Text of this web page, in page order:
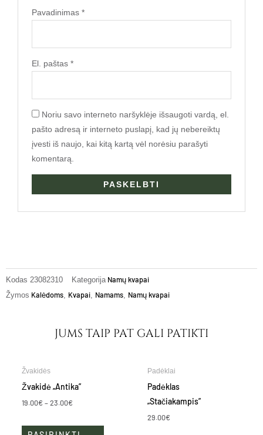
Pavadinimas*
El. paštas*
Noriu savo interneto naršyklėje išsaugoti vardą, el.
pašto adresą ir interneto puslapį, kad jų nebereiktų
įvesti iš naujo, kai kitą kartą vėl norėsiu parašyti
komentarą.
Kodas 23082310 Kategorija Namų kvapai
Žymos Kalėdoms, Kvapai, Namams, Namų kvapai
JUMS TAIP PAT GALI PATIKTI
Žvakidės
Žvakidė „Antika”
19.00€ – 23.00€
19.00€
through
23.00€
variants.
Padėklai
Padėklas
„Stačiakampis”
29.00€